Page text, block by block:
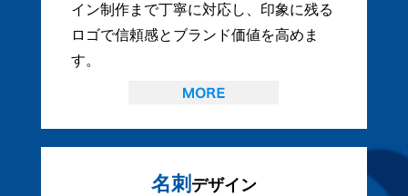
イン制作まで丁寧に対応し、印象に残る
ロゴで信頼感とブランド価値を高めま
す。
名刺 デザイン